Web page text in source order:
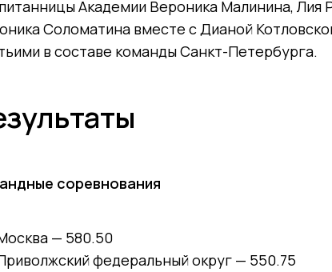
Академии Вероника Малинина, Лия
Соломатина вместе с Дианой
в составе команды Санкт-Петербурга.
соревнования
— 580.50
федеральный округ — 550.75